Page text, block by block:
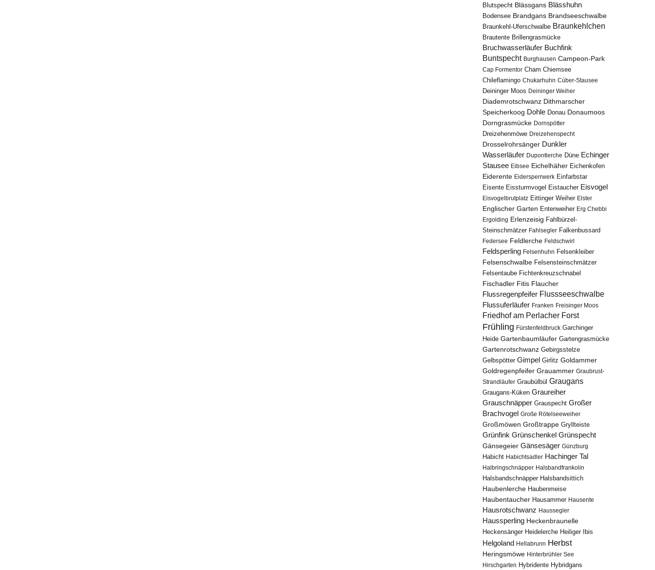
Blutspecht Blässgans Blässhuhn
Bodensee Brandgans Brandseeschwalbe
Braunkehl-Uferschwalbe Braunkehlchen
Brautente Brillengrasmücke
Bruchwasserläufer Buchfink
Buntspecht Burghausen Campeon-Park
Cap Formentor Cham Chiemsee
Chileflamingo Chukarhuhn Cúber-Stausee
Deininger Moos Deininger Weiher
Diademrotschwanz Dithmarscher
Speicherkoog Dohle Donau Donaumoos
Dorngrasmücke Dornspötter
Dreizehenmöwe Dreizehenspecht
Drosselrohrsänger Dunkler
Wasserläufer Dupontlerche Düne Echinger
Stausee Eibsee Eichelhäher Eichenkofen
Eiderente Eidersperrwerk Einfarbstar
Eisente Eissturmvogel Eistaucher Eisvogel
Eisvogelbrutplatz Eittinger Weiher Elster
Englischer Garten Entenweiher Erg Chebbi
Ergolding Erlenzeisig Fahlbürzel-
Steinschmätzer Fahlsegler Falkenbussard
Federsee Feldlerche Feldschwirl
Feldsperling Felsenhuhn Felsenkleiber
Felsenschwalbe Felsensteinschmätzer
Felsentaube Fichtenkreuzschnabel
Fischadler Fitis Flaucher
Flussregenpfeifer Flussseeschwalbe
Flussuferläufer Franken Freisinger Moos
Friedhof am Perlacher Forst
Frühling Fürstenfeldbruck Garchinger
Heide Gartenbaumläufer Gartengrasmücke
Gartenrotschwanz Gebirgsstelze
Gelbspötter Gimpel Girlitz Goldammer
Goldregenpfeifer Grauammer Graubrust-
Strandläufer Graubülbül Graugans
Graugans-Küken Graureiher
Grauschnäpper Grauspecht Großer
Brachvogel Große Rötelseeweiher
Großmöwen Großtrappe Gryllteiste
Grünfink Grünschenkel Grünspecht
Gänsegeier Gänsesäger Günzburg
Habicht Habichtsadler Hachinger Tal
Halbringschnäpper Halsbandfrankolin
Halsbandschnäpper Halsbandsittich
Haubenlerche Haubenmeise
Haubentaucher Hausammer Hausente
Hausrotschwanz Haussegler
Haussperling Heckenbraunelle
Heckensänger Heidelerche Heiliger Ibis
Helgoland Hellabrunn Herbst
Heringsmöwe Hinterbrühler See
Hirschgarten Hybridente Hybridgans